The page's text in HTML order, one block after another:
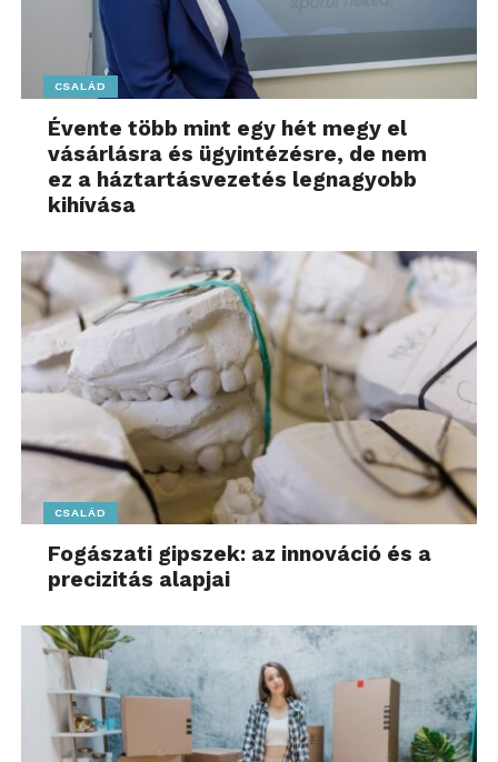
CSALÁD
Évente több mint egy hét megy el
vásárlásra és ügyintézésre, de nem
ez a háztartásvezetés legnagyobb
kihívása
CSALÁD
Fogászati gipszek: az innováció és a
precizitás alapjai